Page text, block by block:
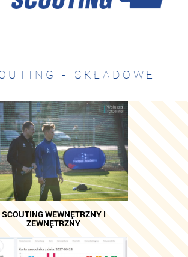
- SKŁADOWE
SCOUTING WEWNĘTRZNY I
ZEWNĘTRZNY